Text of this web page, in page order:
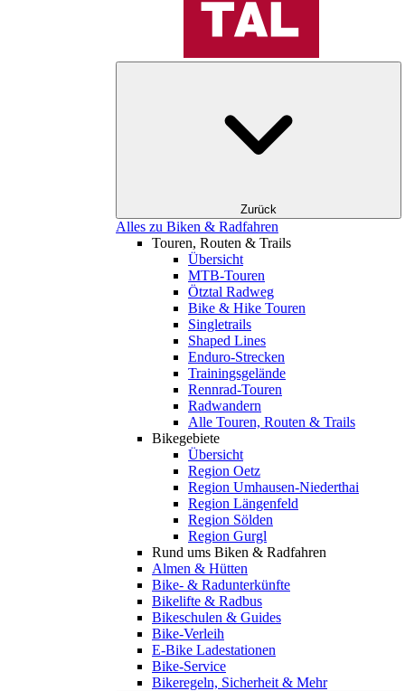
Zurück
Alles zu Biken & Radfahren
Touren, Routen & Trails
Übersicht
MTB-Touren
Ötztal Radweg
Bike & Hike Touren
Singletrails
Shaped Lines
Enduro-Strecken
Trainingsgelände
Rennrad-Touren
Radwandern
Alle Touren, Routen & Trails
Bikegebiete
Übersicht
Region Oetz
Region Umhausen-Niederthai
Region Längenfeld
Region Sölden
Region Gurgl
Rund ums Biken & Radfahren
Almen & Hütten
Bike- & Radunterkünfte
Bikelifte & Radbus
Bikeschulen & Guides
Bike-Verleih
E-Bike Ladestationen
Bike-Service
Bikeregeln, Sicherheit & Mehr